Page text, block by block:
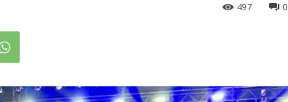
0
497